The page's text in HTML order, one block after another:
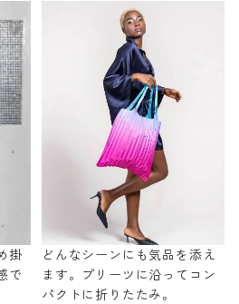
掛
で
どんなシーンにも気品を添え
ます。プリーツに沿ってコン
パクトに折りたたみ。